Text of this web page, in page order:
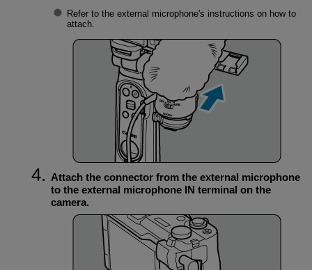
Refer to the external microphone's instructions on how to
attach.
Attach the connector from the external microphone
to the external microphone IN terminal on the
camera.